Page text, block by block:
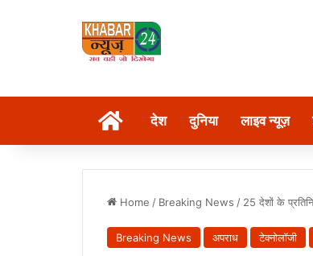
Khabar 24 News Tv | Bihar/
देश दुनिया लाइव न्यूज़
Home / Breaking News / 25 देशों के
Breaking News अपराध टेक्नोलॉजी